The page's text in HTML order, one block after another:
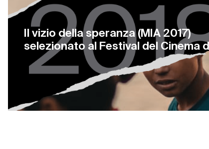
Il vizio della speranza (MIA 2017)
selezionato al Festival del Cinema